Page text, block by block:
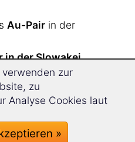
Au-Pair in der
in der Slowakei
Lebens
um zu heiraten und
Reise in die Slowakei
zur
zu
Analyse Cookies laut
»